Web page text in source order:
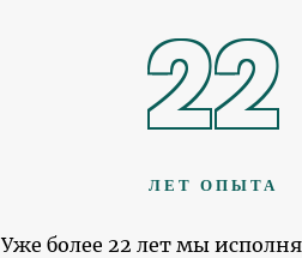
22
ЛЕТ ОПЫТА
Уже более 22 лет мы